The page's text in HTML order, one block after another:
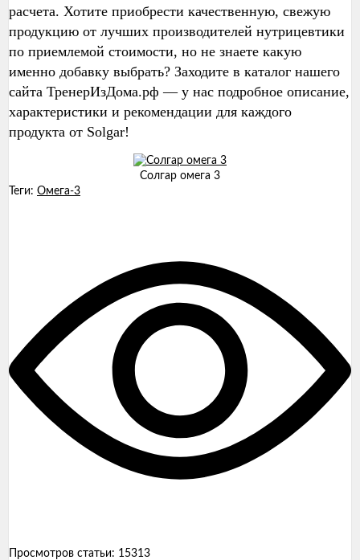
расчета. Хотите приобрести качественную, свежую
продукцию от лучших производителей нутрицевтики
по приемлемой стоимости, но не знаете какую
именно добавку выбрать? Заходите в каталог нашего
сайта ТренерИзДома.рф — у нас подробное описание,
характеристики и рекомендации для каждого
продукта от Solgar!
Cолгар омега 3
Теги: Омега-3
Просмотров статьи: 15313